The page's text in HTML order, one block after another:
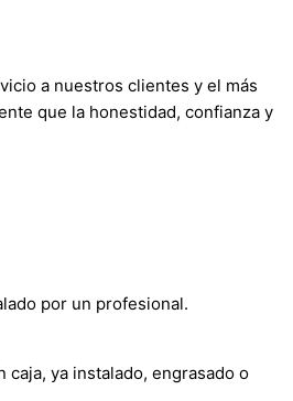
a nuestros clientes y el más
que la honestidad, confianza y
por un profesional.
ya instalado, engrasado o